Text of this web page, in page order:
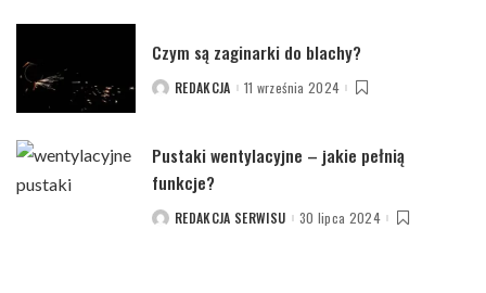
Czym są zaginarki do blachy?
POSTEDREDAKCJA 11 września 2024
Pustaki wentylacyjne – jakie pełnią
funkcje?
POSTEDREDAKCJA SERWISU 30 lipca 2024